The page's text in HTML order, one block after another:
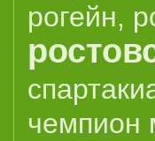
рогейн,
чемпион